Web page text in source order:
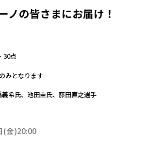
ノの皆さまにお届け！
30点
みとなります
希氏、池田圭氏、藤田直之選手
(金)20:00